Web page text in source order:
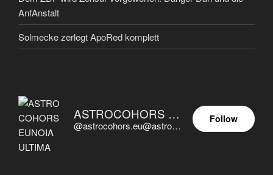
AnfAnstalt
Solmecke zerlegt ApoRed komplett
ASTROCOHORS EUNOIA ULTIMA
@astrocohors.eu@astrocohors.eu
Follow